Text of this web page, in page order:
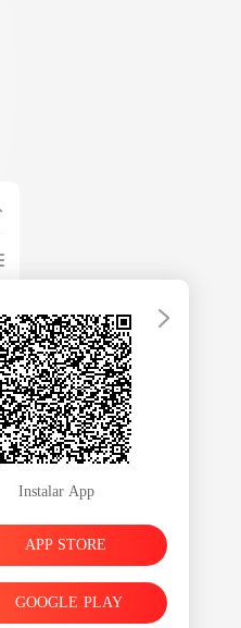
Instalar App
APP STORE
GOOGLE PLAY